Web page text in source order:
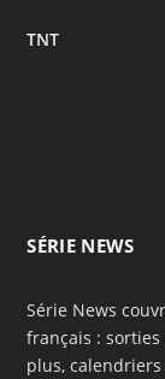
TNT
SÉRIE NEWS
Série News
français : sorties
plus,